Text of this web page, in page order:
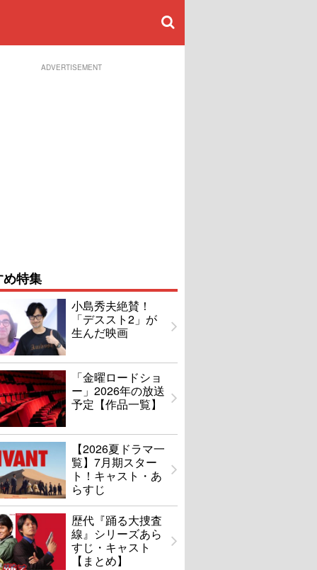
ADVERTISEMENT
特集
小島秀夫絶賛！
「デススト2」が
生んだ映画
「金曜ロードショ
ー」2026年の放送
予定【作品一覧】
【2026夏ドラマ一
覧】7月期スター
ト！キャスト・あ
らすじ
歴代『踊る大捜査
線』シリーズあら
すじ・キャスト
【まとめ】